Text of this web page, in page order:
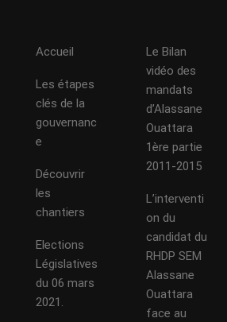
Accueil
Les étapes
clés de la
gouvernanc
e
Découvrir
les
chantiers
Elections
Législatives
du 06 mars
2021.
Le Bilan
vidéo des
mandats
d’Alassane
Ouattara
1ère partie
2011-2015
L’interventi
on du
candidat du
RHDP SEM
Alassane
Ouattara
face au